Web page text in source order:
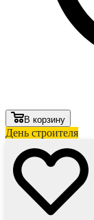
В корзину
День строителя